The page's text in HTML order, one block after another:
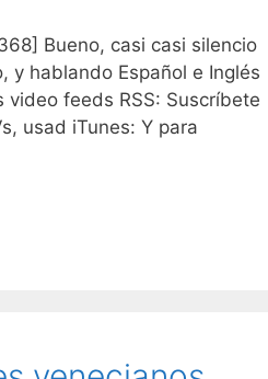
Bueno, casi casi silencio
hablando Español e Inglés
feeds RSS: Suscríbete
usad iTunes: Y para